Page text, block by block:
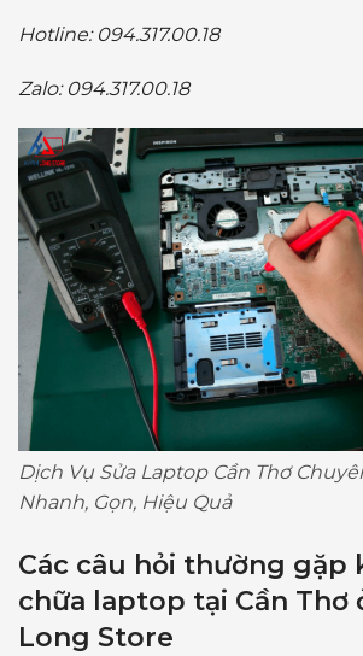
Hotline: 094.317.00.18
Zalo: 094.317.00.18
Dịch Vụ Sửa Laptop Cần Thơ
Nhanh, Gọn, Hiệu Quả
Các câu hỏi thường gặp
chữa laptop tại Cần Thơ
Long Store